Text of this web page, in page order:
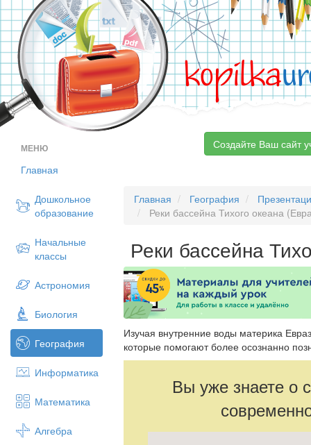
kopilka
МЕНЮ
Главная
Дошкольное
образование
Начальные
классы
Астрономия
Биология
География
Информатика
Математика
Алгебра
Создайте Ваш сайт
Главная География
Реки бассейна Тихого океана
Реки бассейна
Изучая внутренние воды материка
которые помогают более осознанно
Вы уже знаете о